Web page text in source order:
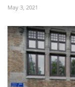
May 3, 2021